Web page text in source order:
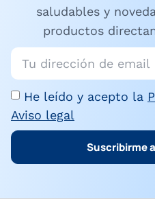
saludables y
productos
He leído y acepto la
Aviso legal
Suscribirme